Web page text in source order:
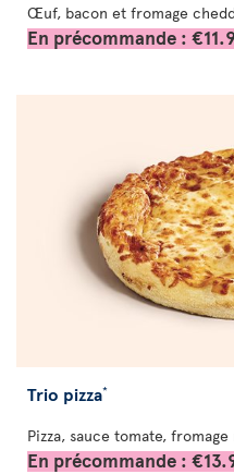
Œuf, bacon et fromage
En précommande :
Trio pizza*
Pizza, sauce tomate,
En précommande :